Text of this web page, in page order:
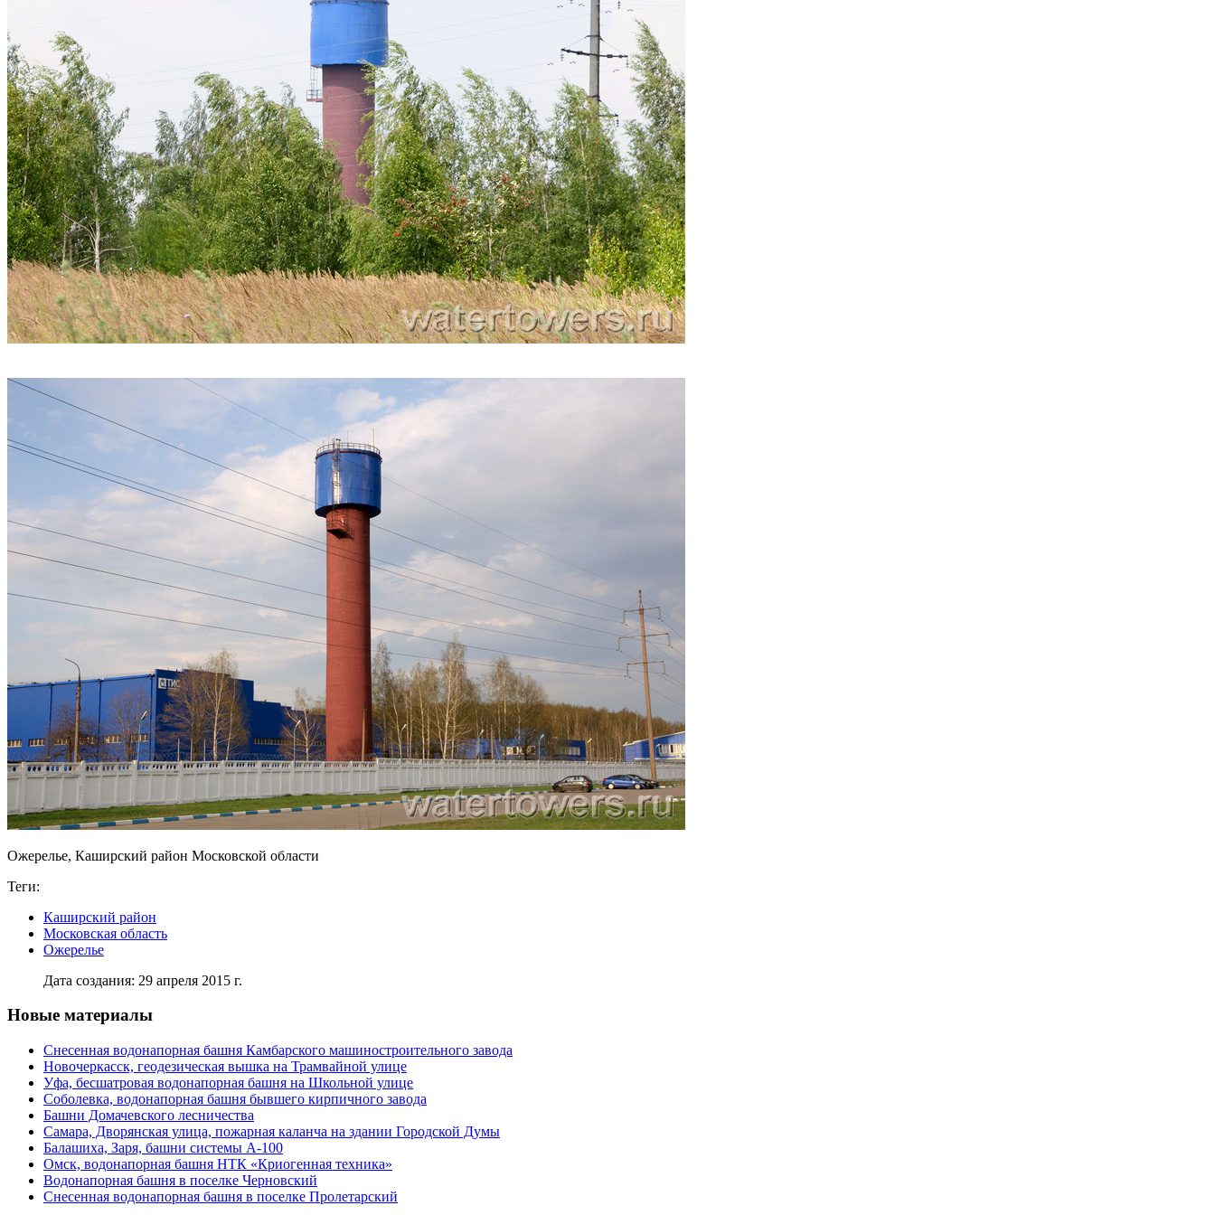
Ожерелье, Каширский район Московской области
Теги:
Каширский район
Московская область
Ожерелье
Дата создания: 29 апреля 2015 г.
Новые материалы
Снесенная водонапорная башня Камбарского машиностроительного завода
Новочеркасск, геодезическая вышка на Трамвайной улице
Уфа, бесшатровая водонапорная башня на Школьной улице
Соболевка, водонапорная башня бывшего кирпичного завода
Башни Домачевского лесничества
Самара, Дворянская улица, пожарная каланча на здании Городской Думы
Балашиха, Заря, башни системы А-100
Омск, водонапорная башня НТК «Криогенная техника»
Водонапорная башня в поселке Черновский
Снесенная водонапорная башня в поселке Пролетарский